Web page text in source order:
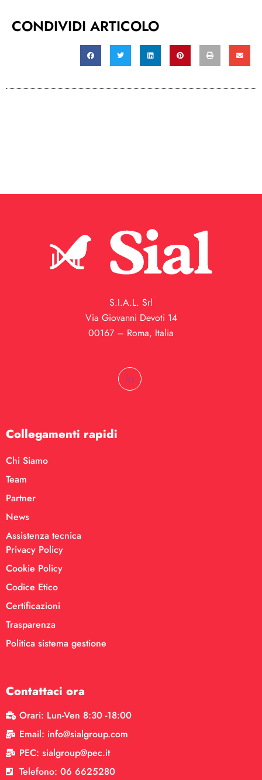
CONDIVIDI ARTICOLO
S.I.A.L. Srl
Via Giovanni Devoti 14
00167 – Roma, Italia
Collegamenti rapidi
Chi Siamo
Team
Partner
News
Assistenza tecnica
Privacy Policy
Cookie Policy
Codice Etico
Certificazioni
Trasparenza
Politica sistema gestione
Contattaci ora
Orari: Lun-Ven 8:30 -18:00
Email: info@sialgroup.com
PEC: sialgroup@pec.it
Telefono: 06 6625280